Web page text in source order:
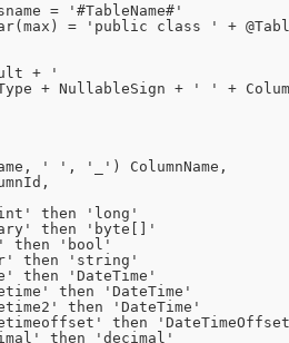
=
'#TableName#'
( max ) = 'public class ' +
+
'
+ NullableSign + ' ' +
, ' ' , '_' ) ColumnName,
then
'long'
then
'byte[]'
then
'bool'
then
'string'
then
'DateTime'
then
'DateTime'
then
'DateTime'
then
then
'decimal'